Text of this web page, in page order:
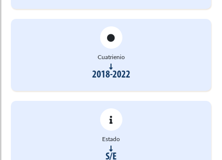
Cuatrienio
2018-2022
Estado
S/E